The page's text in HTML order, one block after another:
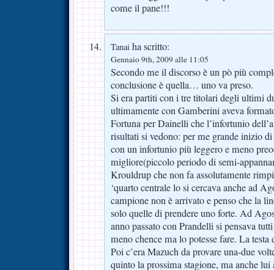
come il pane!!!
Tanai ha scritto:
Gennaio 9th, 2009 alle 11:05
Secondo me il discorso è un pò più
conclusione è quella… uno va preso.
Si era partiti con i tre titolari degli ultimi
ultimamente con Gamberini aveva
Fortuna per Dainelli che l’infortunio
risultati si vedono: per me grande inizio
con un infortunio più leggero e meno
migliore(piccolo periodo di semi-
Krouldrup che non fa assolutamente
‘quarto centrale lo si cercava anche ad
campione non è arrivato e penso che la
solo quelle di prendere uno forte. Ad
anno passato con Prandelli si pensava
meno chence ma lo potesse fare. La
Poi c’era Mazuch da provare una-due
quinto la prossima stagione, ma anche